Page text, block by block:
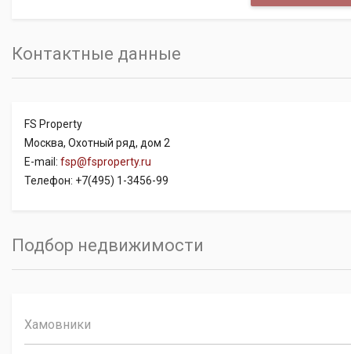
Контактные данные
FS Property
Москва, Охотный ряд, дом 2
E-mail: fsp@fsproperty.ru
Телефон: +7(495) 1-3456-99
Подбор недвижимости
Хамовники